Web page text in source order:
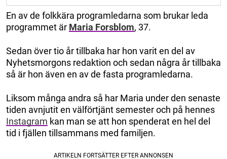
En av de folkkära programledarna som brukar leda
programmet är Maria Forsblom, 37.
Sedan över tio år tillbaka har hon varit en del av
Nyhetsmorgons redaktion och sedan några år tillbaka
så är hon även en av de fasta programledarna.
Liksom många andra så har Maria under den senaste
tiden avnjutit en välförtjänt semester och på hennes
Instagram kan man se att hon spenderat en hel del
tid i fjällen tillsammans med familjen.